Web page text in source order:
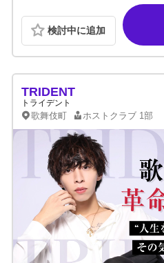
検討中に追加
TRIDENT
トライデント
歌舞伎町 ホストクラブ 1部